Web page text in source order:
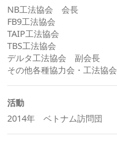
NB工法協会 会長
FB9工法協会
TAIP工法協会
TBS工法協会
デルタ工法協会 副会長
その他各種協力会・工法協会
活動
2014年 ベトナム訪問団